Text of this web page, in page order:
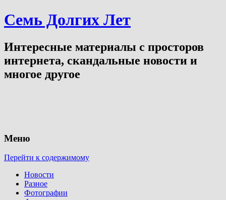
Семь Долгих Лет
Интересные материалы с просторов
интернета, скандальные новости и
многое другое
Меню
Перейти к содержимому
Новости
Разное
Фотографии